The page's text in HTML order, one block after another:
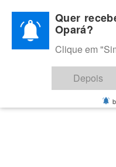
content
Melhores notícias de
Quer
Opará?
Clique em
Depois